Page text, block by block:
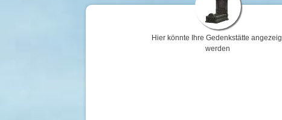
Hier könnte Ihre Gedenkstätte
werden